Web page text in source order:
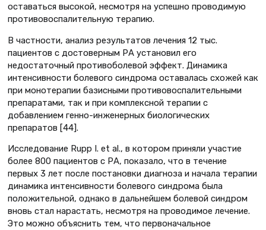
оставаться высокой, несмотря на успешно проводимую
противовоспалительную терапию.
В частности, анализ результатов лечения 12 тыс.
пациентов с достоверным РА установил его
недостаточный противоболевой эффект. Динамика
интенсивности болевого синдрома оставалась схожей как
при монотерапии базисными противовоспалительными
препаратами, так и при комплексной терапии с
добавлением генно-инженерных биологических
препаратов [44].
Исследование Rupp I. et al., в котором приняли участие
более 800 пациентов с РА, показало, что в течение
первых 3 лет после постановки диагноза и начала терапии
динамика интенсивности болевого синдрома была
положительной, однако в дальнейшем болевой синдром
вновь стал нарастать, несмотря на проводимое лечение.
Это можно объяснить тем, что первоначальное